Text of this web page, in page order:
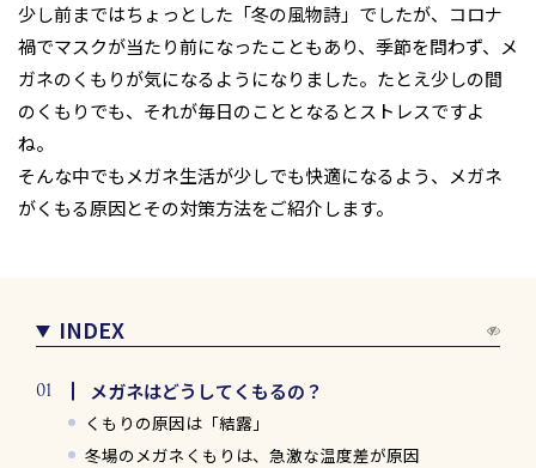
少し前まではちょっとした「冬の風物詩」でしたが、コロナ
禍でマスクが当たり前になったこともあり、季節を問わず、メ
ガネのくもりが気になるようになりました。たとえ少しの間
のくもりでも、それが毎日のこととなるとストレスですよ
ね。
そんな中でもメガネ生活が少しでも快適になるよう、メガネ
がくもる原因とその対策方法をご紹介します。
INDEX
メガネはどうしてくもるの？
くもりの原因は「結露」
冬場のメガネくもりは、急激な温度差が原因